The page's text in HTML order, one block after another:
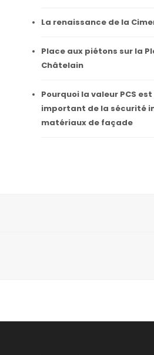
La renaissance de la
Place aux piétons sur la
Châtelain
Pourquoi la valeur PCS
important de la sécurité
matériaux de façade